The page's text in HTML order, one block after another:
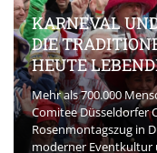
KARNEVAL
DIE
HEUTE
Mehr als 700.000
Comitee Düsseldorfer
Rosenmontagszug in
moderner Eventkultur